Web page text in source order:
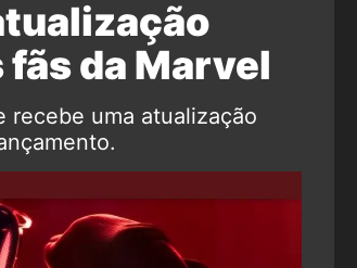
da Marvel
recebe uma atualização